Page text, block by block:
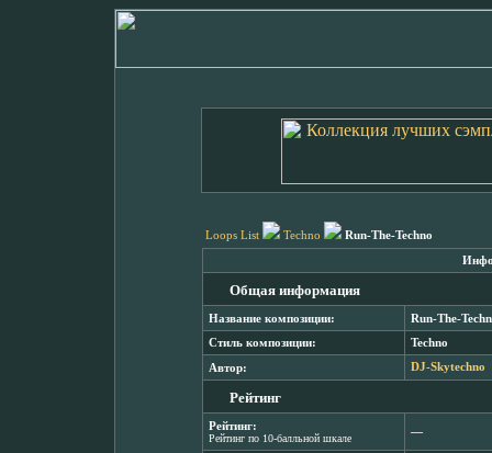
Loops List Techno Run-The-Techno
Общая информация
Название композиции: Run-The-
Стиль композиции: Techno
Автор: DJ-Skytechno
Рейтинг
Рейтинг:
Рейтинг по 10-балльной шкале
―